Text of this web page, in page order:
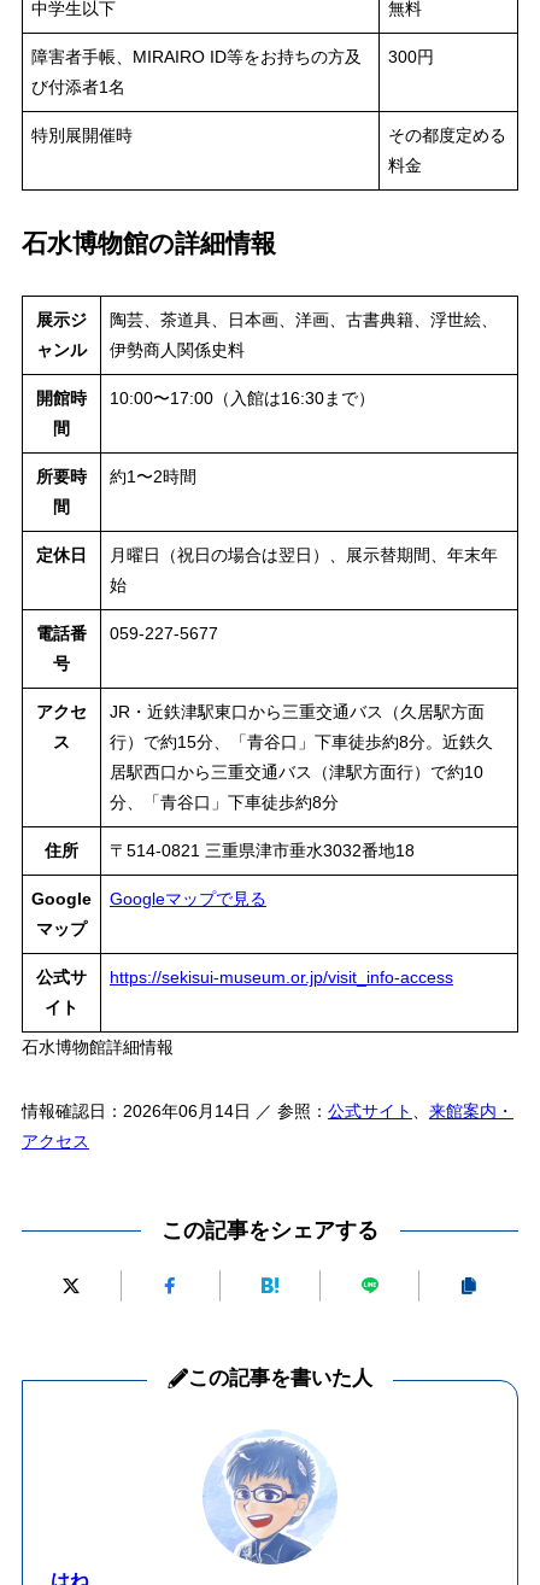
中学生以下 無料
障害者手帳、MIRAIRO ID等をお持ちの方及
び付添者1名
300円
特別展開催時
その都度定める
料金
石水博物館の詳細情報
展示ジ
ャンル
陶芸、茶道具、日本画、洋画、古書典籍、浮世絵、
伊勢商人関係史料
開館時
間
10:00〜17:00（入館は16:30まで）
所要時
間
約1〜2時間
定休日
月曜日（祝日の場合は翌日）、展示替期間、年末年
始
電話番
号
059-227-5677
アクセ
ス
JR・近鉄津駅東口から三重交通バス（久居駅方面
行）で約15分、「青谷口」下車徒歩約8分。近鉄久
居駅西口から三重交通バス（津駅方面行）で約10
分、「青谷口」下車徒歩約8分
住所 〒514-0821 三重県津市垂水3032番地18
Google
マップ
Googleマップで見る
公式サ
イト
https://sekisui-museum.or.jp/visit_info-access
石水博物館詳細情報
情報確認日：2026年06月14日 ／ 参照： 公式サイト 、 来館案内・
アクセス
この記事をシェアする
この記事を書いた人
はね